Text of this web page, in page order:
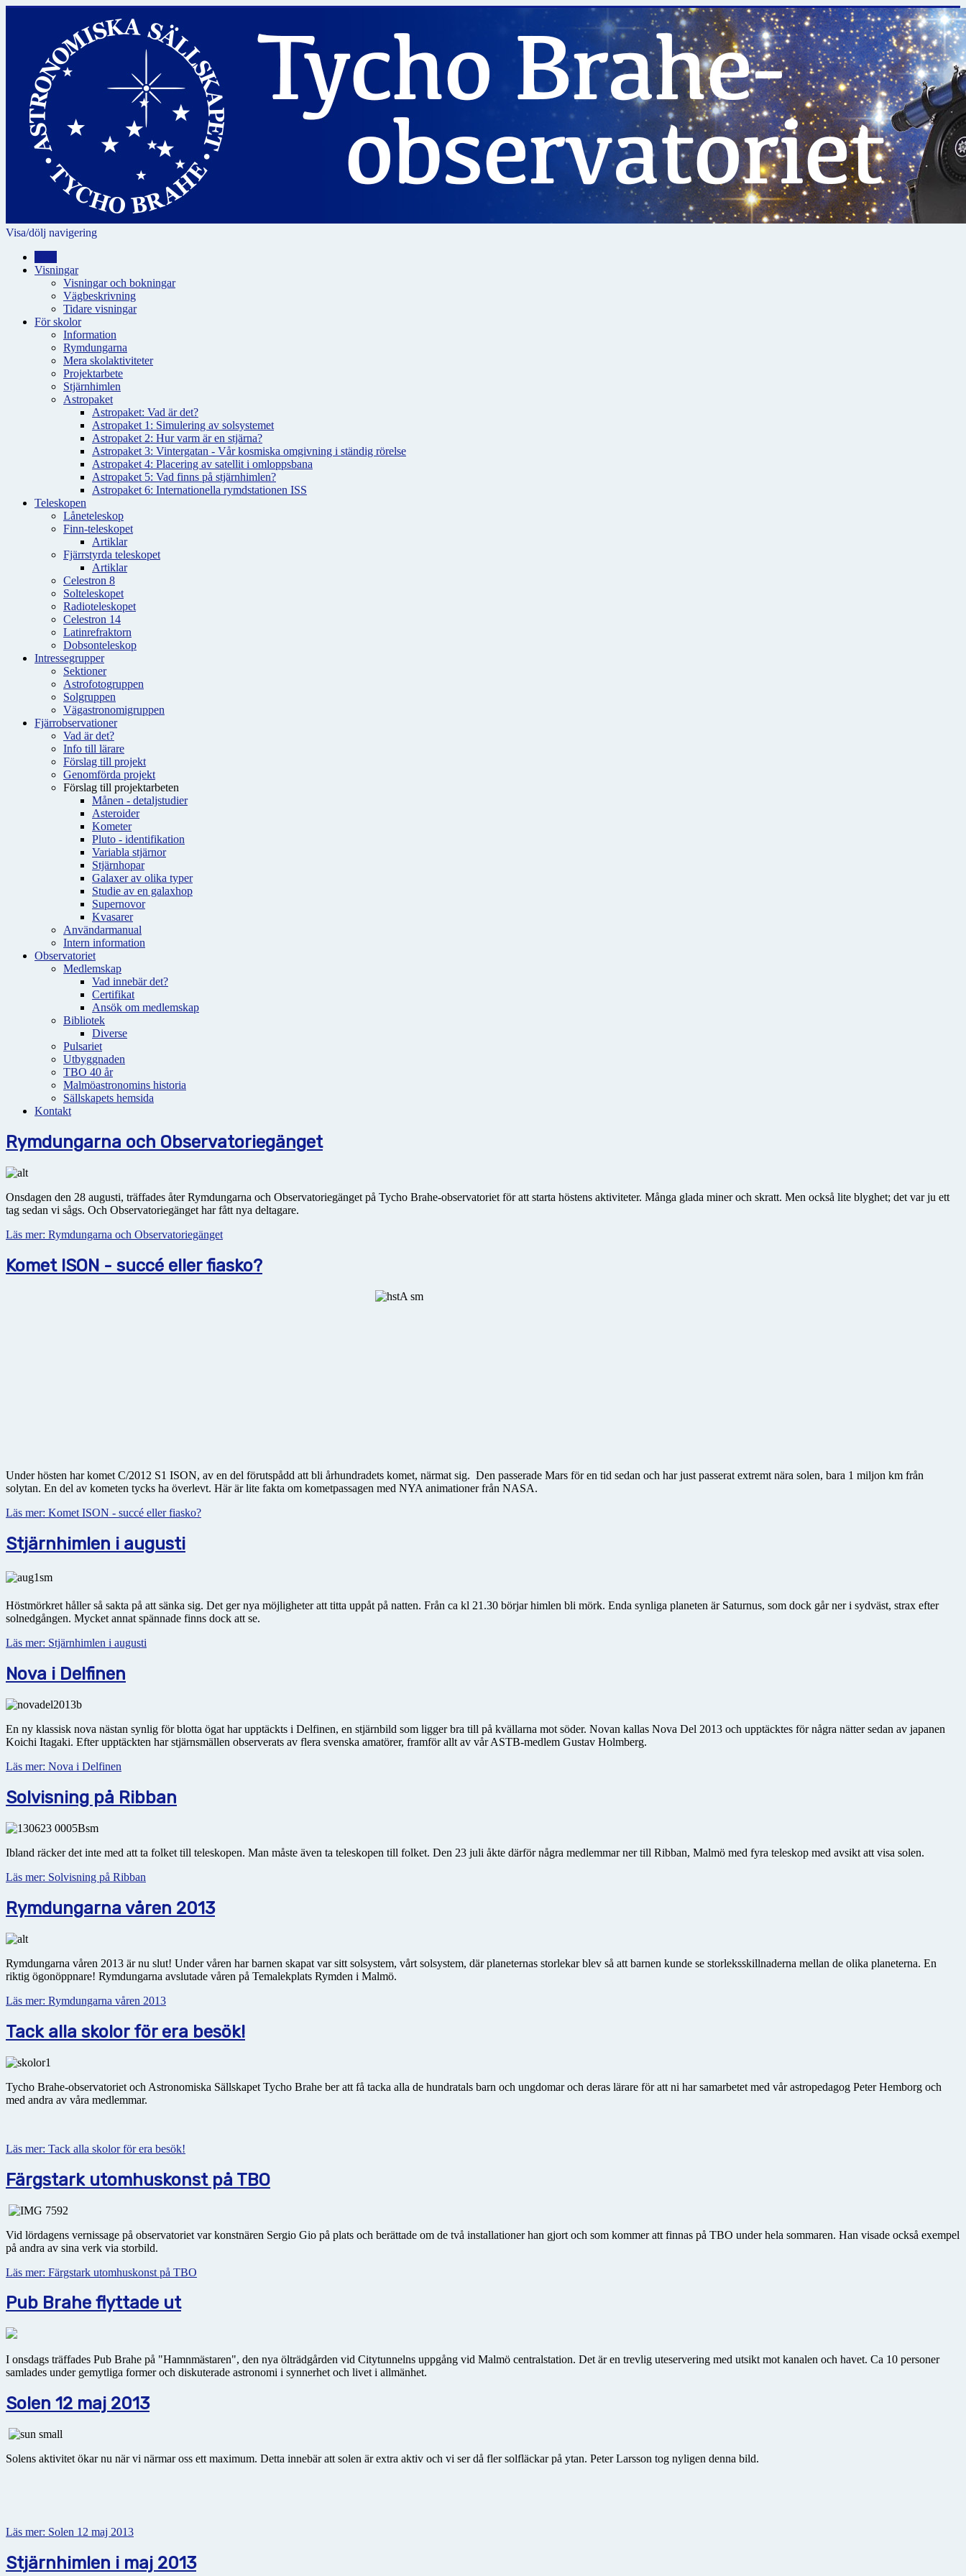
Visa/dölj navigering
Visningar
Visningar och bokningar
Vägbeskrivning
Tidare visningar
För skolor
Information
Rymdungarna
Mera skolaktiviteter
Projektarbete
Stjärnhimlen
Astropaket
Astropaket: Vad är det?
Astropaket 1: Simulering av solsystemet
Astropaket 2: Hur varm är en stjärna?
Astropaket 3: Vintergatan - Vår kosmiska omgivning i ständig rörelse
Astropaket 4: Placering av satellit i omloppsbana
Astropaket 5: Vad finns på stjärnhimlen?
Astropaket 6: Internationella rymdstationen ISS
Teleskopen
Låneteleskop
Finn-teleskopet
Artiklar
Fjärrstyrda teleskopet
Artiklar
Celestron 8
Solteleskopet
Radioteleskopet
Celestron 14
Latinrefraktorn
Dobsonteleskop
Intressegrupper
Sektioner
Astrofotogruppen
Solgruppen
Vägastronomigruppen
Fjärrobservationer
Vad är det?
Info till lärare
Förslag till projekt
Genomförda projekt
Förslag till projektarbeten
Månen - detaljstudier
Asteroider
Kometer
Pluto - identifikation
Variabla stjärnor
Stjärnhopar
Galaxer av olika typer
Studie av en galaxhop
Supernovor
Kvasarer
Användarmanual
Intern information
Observatoriet
Medlemskap
Vad innebär det?
Certifikat
Ansök om medlemskap
Bibliotek
Diverse
Pulsariet
Utbyggnaden
TBO 40 år
Malmöastronomins historia
Sällskapets hemsida
Kontakt
Rymdungarna och Observatoriegänget
Onsdagen den 28 augusti, träffades åter Rymdungarna och Observatoriegänget på Tycho Brahe-observatoriet för att starta höstens aktiviteter. Många glada miner och skratt. Men också lite blyghet; det var ju ett
tag sedan vi sågs. Och Observatoriegänget har fått nya deltagare.
Läs mer: Rymdungarna och Observatoriegänget
Komet ISON - succé eller fiasko?
Under hösten har komet C/2012 S1 ISON, av en del förutspådd att bli århundradets komet, närmat sig. Den passerade Mars för en tid sedan och har just passerat extremt nära solen, bara 1 miljon km från
solytan. En del av kometen tycks ha överlevt. Här är lite fakta om kometpassagen med NYA animationer från NASA.
Läs mer: Komet ISON - succé eller fiasko?
Stjärnhimlen i augusti
Höstmörkret håller så sakta på att sänka sig. Det ger nya möjligheter att titta uppåt på natten. Från ca kl 21.30 börjar himlen bli mörk. Enda synliga planeten är Saturnus, som dock går ner i sydväst, strax efter
solnedgången. Mycket annat spännade finns dock att se.
Läs mer: Stjärnhimlen i augusti
Nova i Delfinen
En ny klassisk nova nästan synlig för blotta ögat har upptäckts i Delfinen, en stjärnbild som ligger bra till på kvällarna mot söder. Novan kallas Nova Del 2013 och upptäcktes för några nätter sedan av japanen
Koichi Itagaki. Efter upptäckten har stjärnsmällen observerats av flera svenska amatörer, framför allt av vår ASTB-medlem Gustav Holmberg.
Läs mer: Nova i Delfinen
Solvisning på Ribban
Ibland räcker det inte med att ta folket till teleskopen. Man måste även ta teleskopen till folket. Den 23 juli åkte därför några medlemmar ner till Ribban, Malmö med fyra teleskop med avsikt att visa solen.
Läs mer: Solvisning på Ribban
Rymdungarna våren 2013
Rymdungarna våren 2013 är nu slut! Under våren har barnen skapat var sitt solsystem, vårt solsystem, där planeternas storlekar blev så att barnen kunde se storleksskillnaderna mellan de olika planeterna. En
riktig ögonöppnare! Rymdungarna avslutade våren på Temalekplats Rymden i Malmö.
Läs mer: Rymdungarna våren 2013
Tack alla skolor för era besök!
Tycho Brahe-observatoriet och Astronomiska Sällskapet Tycho Brahe ber att få tacka alla de hundratals barn och ungdomar och deras lärare för att ni har samarbetet med vår astropedagog Peter Hemborg och
med andra av våra medlemmar.
Läs mer: Tack alla skolor för era besök!
Färgstark utomhuskonst på TBO
Vid lördagens vernissage på observatoriet var konstnären Sergio Gio på plats och berättade om de två installationer han gjort och som kommer att finnas på TBO under hela sommaren. Han visade också exempel
på andra av sina verk via storbild.
Läs mer: Färgstark utomhuskonst på TBO
Pub Brahe flyttade ut
I onsdags träffades Pub Brahe på "Hamnmästaren", den nya ölträdgården vid Citytunnelns uppgång vid Malmö centralstation. Det är en trevlig uteservering med utsikt mot kanalen och havet. Ca 10 personer
samlades under gemytliga former och diskuterade astronomi i synnerhet och livet i allmänhet.
Solen 12 maj 2013
Solens aktivitet ökar nu när vi närmar oss ett maximum. Detta innebär att solen är extra aktiv och vi ser då fler solfläckar på ytan. Peter Larsson tog nyligen denna bild.
Läs mer: Solen 12 maj 2013
Stjärnhimlen i maj 2013